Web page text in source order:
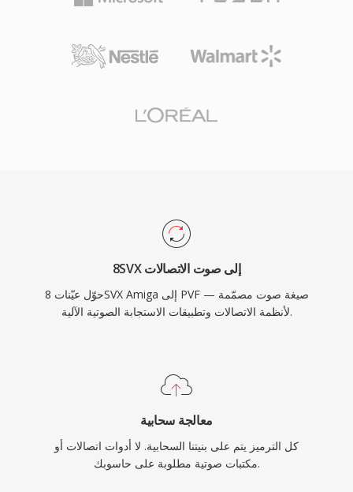
8SVX إلى صوت الاتصالات
حوّل عيّنات 8SVX Amiga إلى PVF — صيغة صوت مصمّمة
لأنظمة الاتصالات وتطبيقات الاستجابة الصوتية الآلية.
معالجة سحابية
كل الترميز يتم على بنيتنا السحابية. لا أدوات اتصالات أو
مكتبات صوتية مطلوبة على حاسوبك.